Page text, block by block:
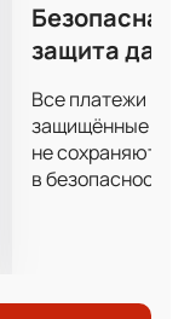
Безопасная
защита
Все платежи
защищённые
не сохраняются
в безопасности.